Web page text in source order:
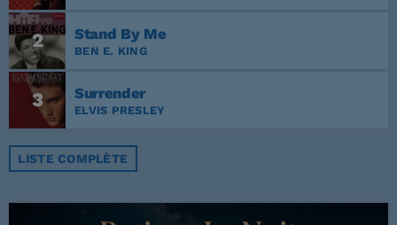
2 Stand By Me
BEN E. KING
3 Surrender
ELVIS PRESLEY
LISTE COMPLÈTE